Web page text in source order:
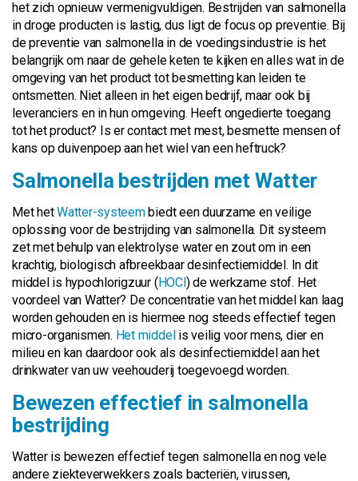
het zich opnieuw vermenigvuldigen. Bestrijden van salmonella
in droge producten is lastig, dus ligt de focus op preventie. Bij
de preventie van salmonella in de voedingsindustrie is het
belangrijk om naar de gehele keten te kijken en alles wat in de
omgeving van het product tot besmetting kan leiden te
ontsmetten. Niet alleen in het eigen bedrijf, maar ook bij
leveranciers en in hun omgeving. Heeft ongedierte toegang
tot het product? Is er contact met mest, besmette mensen of
kans op duivenpoep aan het wiel van een heftruck?
Salmonella bestrijden met Watter
Met hetWatter-systeembiedt een duurzame en veilige
oplossing voor de bestrijding van salmonella. Dit systeem
zet met behulp van elektrolyse water en zout om in een
krachtig, biologisch afbreekbaar desinfectiemiddel. In dit
middel is hypochlorigzuur (HOCl) de werkzame stof. Het
voordeel van Watter? De concentratie van het middel kan laag
worden gehouden en is hiermee nog steeds effectief tegen
micro-organismen. Het middelis veilig voor mens, dier en
milieu en kan daardoor ook als desinfectiemiddel aan het
drinkwater van uw veehouderij toegevoegd worden.
Bewezen effectief in salmonella
bestrijding
Watter is bewezen effectief tegen salmonella en nog vele
andere ziekteverwekkers zoals bacteriën, virussen,